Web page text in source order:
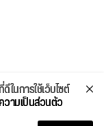
อดนิยม ติดต่อเรา
นการใช้เว็บไซต์
วามเป็นส่วนตัว